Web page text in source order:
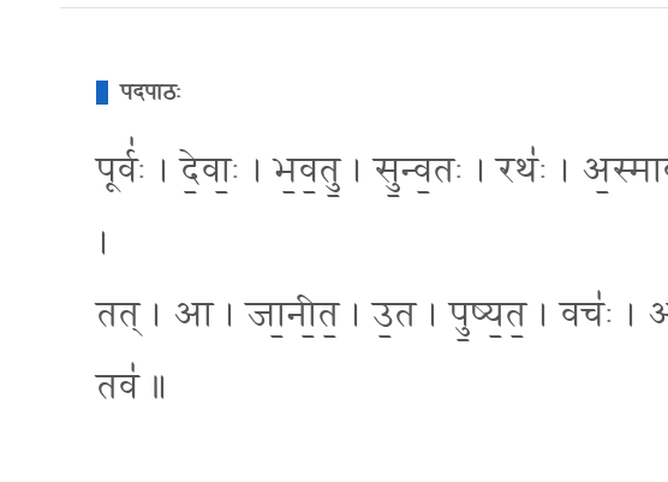
पदपाठः
पूर्वः॑ । दे॒वाः॒ । भ॒व॒तु॒ । सु॒न्व॒तः । रथः॑ ।
।
तत् । आ । जा॒नी॒त॒ । उ॒त । पु॒ष्य॒त॒ । वचः॑ ।
तव॑ ॥